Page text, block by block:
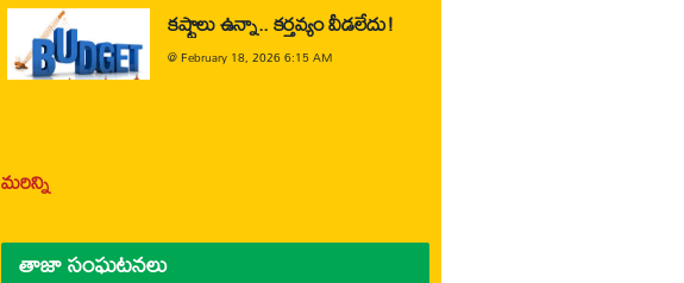
కష్టాలు ఉన్నా.. కర్తవ్యం వీడలేదు!
@February 18, 2026 6:15 AM
మరిన్ని
తాజా సంఘటనలు